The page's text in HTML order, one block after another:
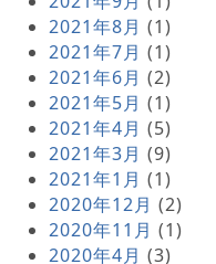
2021年8月 (1)
2021年7月 (1)
2021年6月 (2)
2021年5月 (1)
2021年4月 (5)
2021年3月 (9)
2021年1月 (1)
2020年12月 (2)
2020年11月 (1)
2020年4月 (3)